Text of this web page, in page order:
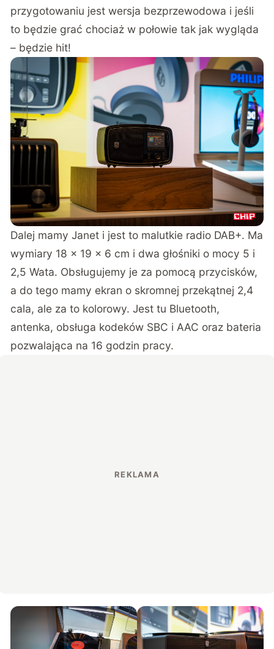
przygotowaniu jest wersja bezprzewodowa i jeśli
to będzie grać chociaż w połowie tak jak wygląda
– będzie hit!
Dalej mamy Janet i jest to malutkie radio DAB+. Ma
wymiary 18 x 19 x 6 cm i dwa głośniki o mocy 5 i
2,5 Wata. Obsługujemy je za pomocą przycisków,
a do tego mamy ekran o skromnej przekątnej 2,4
cala, ale za to kolorowy. Jest tu Bluetooth,
antenka, obsługa kodeków SBC i AAC oraz bateria
pozwalająca na 16 godzin pracy.